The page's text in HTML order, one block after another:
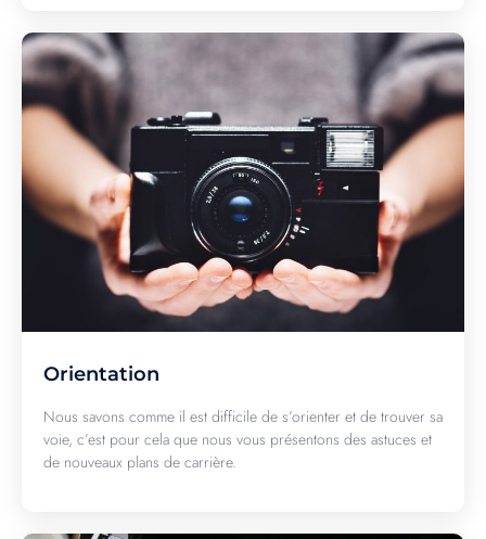
Orientation
Nous savons comme il est difficile de s’orienter et de trouver sa
voie, c’est pour cela que nous vous présentons des astuces et
de nouveaux plans de carrière.